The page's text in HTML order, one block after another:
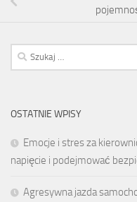
Szukaj:
OSTATNIE WPISY
Emocje i stres za
napięcie i podejmować
Agresywna jazda